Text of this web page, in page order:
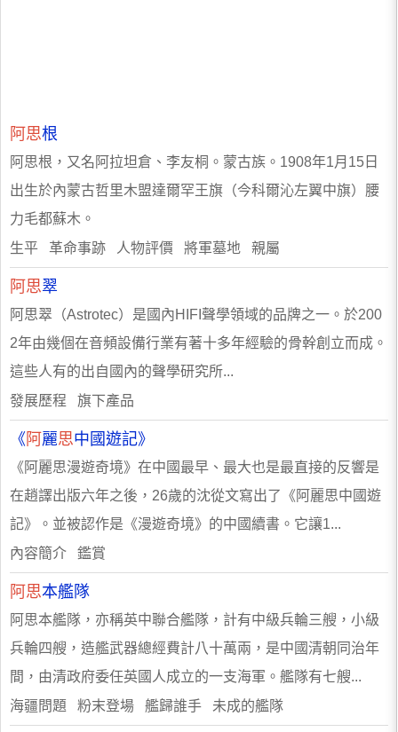
阿思根
阿思根，又名阿拉坦倉、李友桐。蒙古族。1908年1月15日
出生於內蒙古哲里木盟達爾罕王旗（今科爾沁左翼中旗）腰
力毛都蘇木。
生平 革命事跡 人物評價 將軍墓地 親屬
阿思翠
阿思翠（Astrotec）是國內HIFI聲學領域的品牌之一。於200
2年由幾個在音頻設備行業有著十多年經驗的骨幹創立而成。
這些人有的出自國內的聲學研究所...
發展歷程 旗下產品
《 阿 麗思中國遊記》
《阿麗思漫遊奇境》在中國最早、最大也是最直接的反響是
在趙譯出版六年之後，26歲的沈從文寫出了《阿麗思中國遊
記》。並被認作是《漫遊奇境》的中國續書。它讓1...
內容簡介 鑑賞
阿思本艦隊
阿思本艦隊，亦稱英中聯合艦隊，計有中級兵輪三艘，小級
兵輪四艘，造艦武器總經費計八十萬兩，是中國清朝同治年
間，由清政府委任英國人成立的一支海軍。艦隊有七艘...
海疆問題 粉末登場 艦歸誰手 未成的艦隊